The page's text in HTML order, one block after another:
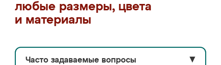
любые размеры, цвета
и материалы
Часто задаваемые вопросы ▼